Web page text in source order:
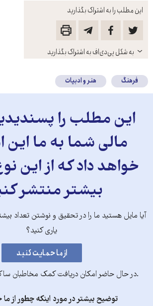
این مطلب را به اشتراک بگذارید
باز
کنید
به شکل پی‌دی‌اف به اشتراک بگذارید
فرهنگ هنر و ادبیات
این مطلب را
مالی شما به ما این
خواهد داد که از این
بیشتر منتشر
آیا مایل هستید ما را در تحقیق و نوشتن تعداد
یاری کنید؟
.در حال حاضر امکان دریافت کمک مخاطبان
توضیح بیشتر در مورد اینکه چطور از